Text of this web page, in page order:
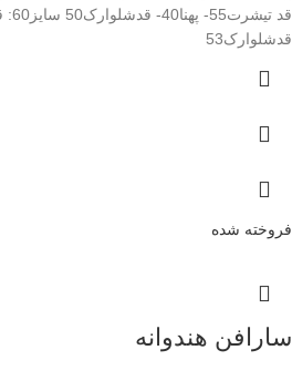
قدشلوارک53
فروخته شده
سارافن هندوانه